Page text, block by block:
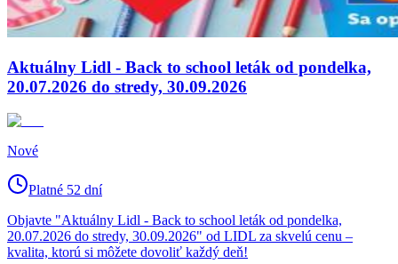
Aktuálny Lidl - Back to school leták od pondelka,
20.07.2026 do stredy, 30.09.2026
Nové
Platné 52 dní
Objavte "Aktuálny Lidl - Back to school leták od pondelka,
20.07.2026 do stredy, 30.09.2026" od LIDL za skvelú cenu –
kvalita, ktorú si môžete dovoliť každý deň!